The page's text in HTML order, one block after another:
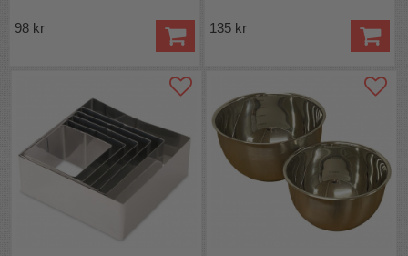
98 kr 135 kr